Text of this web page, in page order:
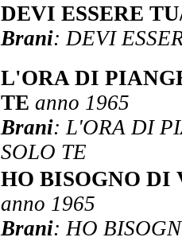
DEVI ESSERE
Brani: DEVI
L'ORA DI
TE anno 1965
Brani: L'ORA DI
SOLO TE
HO BISOGNO DI
anno 1965
Brani: HO